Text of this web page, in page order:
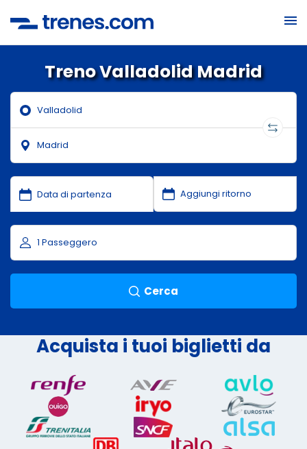
Treno Valladolid Madrid
Cerca
Acquista i tuoi biglietti da